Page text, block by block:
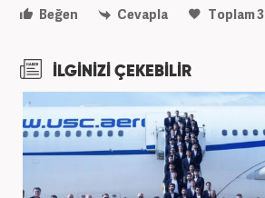
Beğen
Cevapla Toplam3
İLGİNİZİ ÇEKEBİLİR